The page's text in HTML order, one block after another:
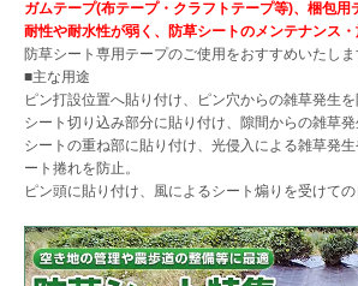
ガムテープ(布テープ・クラフトテープ等)、梱包用
耐性や耐水性が弱く、防草シートのメンテナンス・
防草シート専用テープのご使用をおすすめいたしま
■主な用途
ピン打設位置へ貼り付け、ピン穴からの雑草発生を
シート切り込み部分に貼り付け、隙間からの雑草発
シートの重ね部に貼り付け、光侵入による雑草発
ート捲れを防止。
ピン頭に貼り付け、風によるシート煽りを受けての